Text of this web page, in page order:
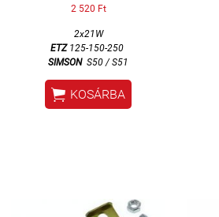
2 520 Ft
2x21W
ETZ125-150-250
SIMSONS50 / S51
 KOSÁRBA